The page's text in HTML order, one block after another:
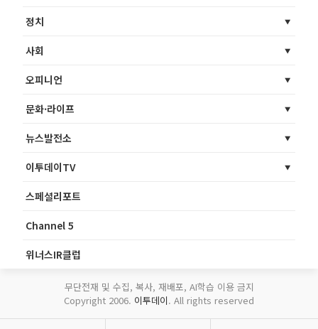
정치
사회
오피니언
문화·라이프
뉴스발전소
이투데이TV
스페셜리포트
Channel 5
위너스IR클럽
무단전재 및 수집, 복사, 재배포, AI학습 이용 금지
Copyright 2006. 이투데이. All rights reserved